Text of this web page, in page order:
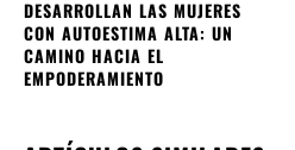
DESARROLLAN LAS MUJERES
CON AUTOESTIMA ALTA: UN
CAMINO HACIA EL
EMPODERAMIENTO